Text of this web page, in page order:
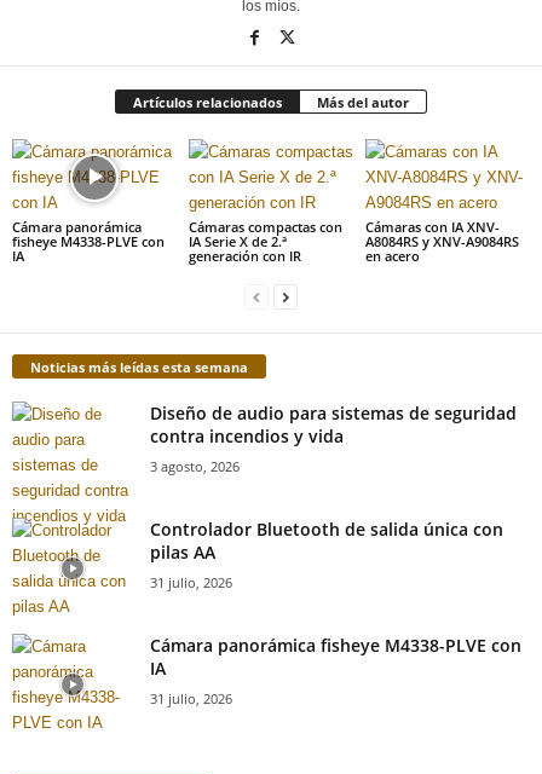
los míos.
Artículos relacionados Más del autor
Cámara panorámica
fisheye M4338-PLVE con
IA
Cámaras compactas con
IA Serie X de 2.ª
generación con IR
Cámaras con IA XNV-
A8084RS y XNV-A9084RS
en acero
Noticias más leídas esta semana
Diseño de audio para sistemas de seguridad
contra incendios y vida
3 agosto, 2026
Controlador Bluetooth de salida única con
pilas AA
31 julio, 2026
Cámara panorámica fisheye M4338-PLVE con
IA
31 julio, 2026